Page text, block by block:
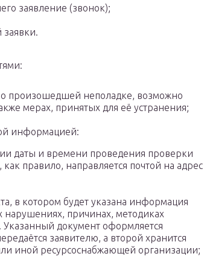
заявление (звонок);
произошедшей неполадке, возможно
мерах, принятых для её устранения;
информацией:
даты и времени проведения проверки
правило, направляется почтой на адрес
в котором будет указана информация
нарушениях, причинах, методиках
документ оформляется
заявителю, а второй хранится
иной ресурсоснабжающей организации;